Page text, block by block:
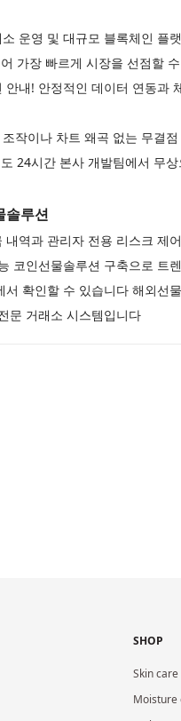
운영 및 대규모 블록체인 플
가장 빠르게 시장을 선점할
안내! 안정적인 데이터 연동과
작이나 차트 왜곡 없는 무결
24시간 본사 개발팀에서 무
솔루션
내역과 관리자 전용 리스크 제
코인선물솔루션 구축으로 트
확인할 수 있습니다 해외선
문 거래소 시스템입니다
SHOP
Skin care
Moisture